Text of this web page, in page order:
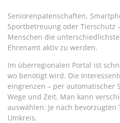
Seniorenpatenschaften,
Sportbetreuung oder Tierschutz
Menschen die
Ehrenamt aktiv zu werden.
Im überregionalen Portal ist
wo benötigt wird. Die
eingrenzen – per automatischer
Wege und Zeit. Man kann
auswählen: Je nach
Umkreis.